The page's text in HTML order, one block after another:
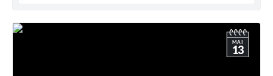
MAI
13